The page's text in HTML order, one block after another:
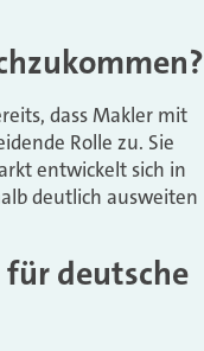
dass Makler mit
Rolle zu. Sie
entwickelt sich in
deutlich ausweiten
deutsche